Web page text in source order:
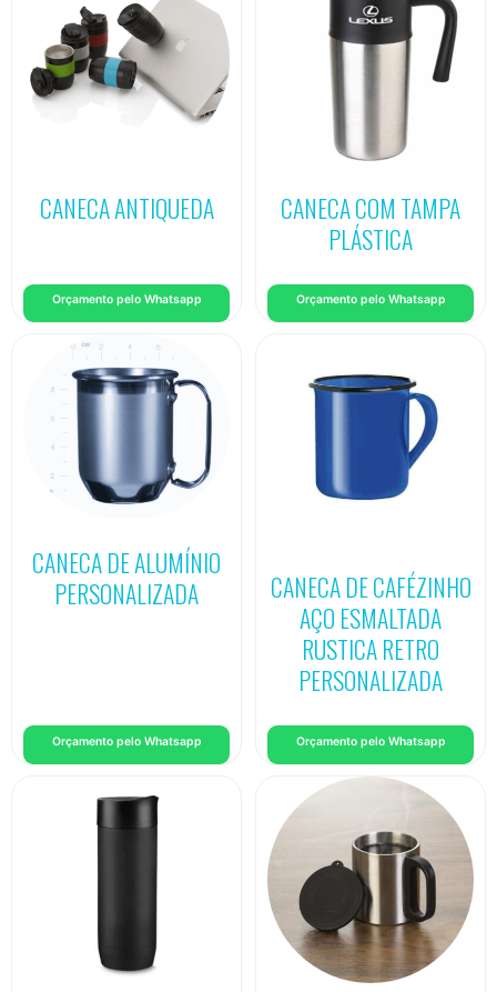
CANECA ANTIQUEDA
Orçamento pelo Whatsapp
CANECA COM TAMPA
PLÁSTICA
Orçamento pelo Whatsapp
CANECA DE ALUMÍNIO
PERSONALIZADA
Orçamento pelo Whatsapp
CANECA DE CAFÉZINHO
AÇO ESMALTADA
RUSTICA RETRO
PERSONALIZADA
Orçamento pelo Whatsapp